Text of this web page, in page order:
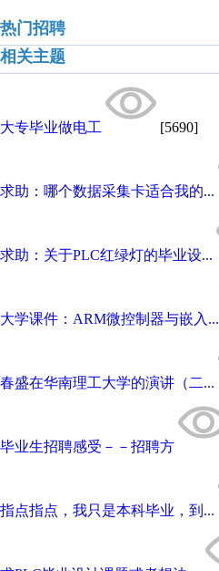
热门招聘
相关主题
大专毕业做电工 [5690]
求助：哪个数据采集卡适合我的...
求助：关于PLC红绿灯的毕业设...
大学课件：ARM微控制器与嵌入...
春盛在华南理工大学的演讲（二...
毕业生招聘感受－－招聘方
指点指点，我只是本科毕业，到...